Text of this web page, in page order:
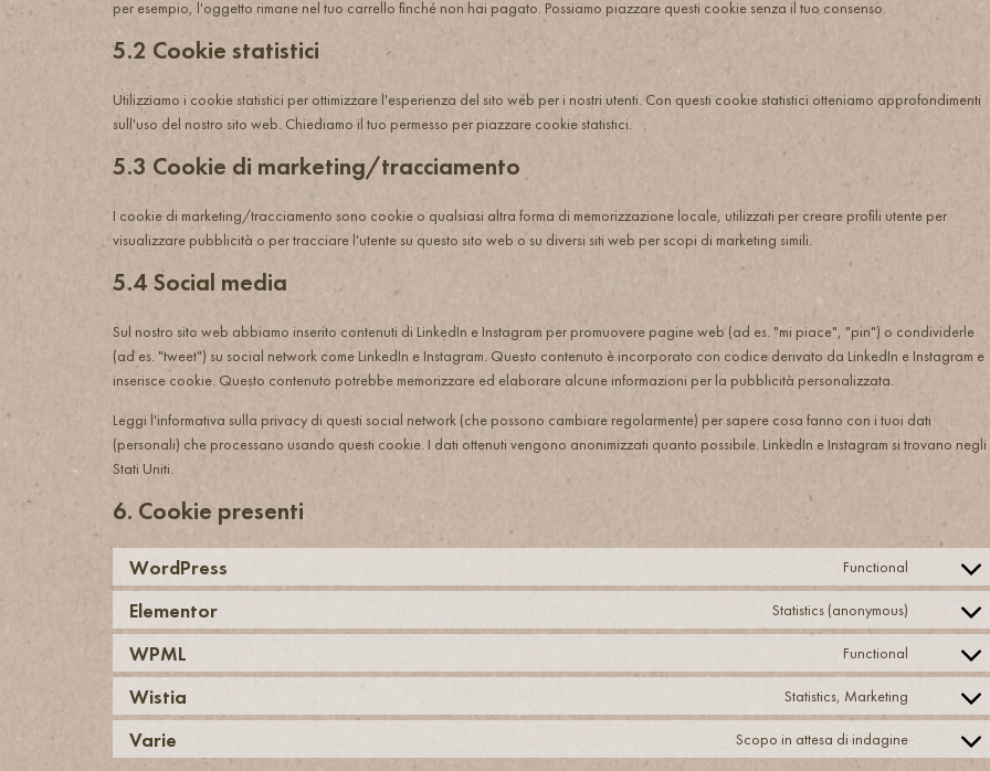
per esempio, l'oggetto rimane nel tuo carrello finché non hai pagato. Possiamo piazzare questi cookie senza il tuo consenso.
5.2 Cookie statistici
Utilizziamo i cookie statistici per ottimizzare l'esperienza del sito web per i nostri utenti. Con questi cookie statistici otteniamo approfondimenti
sull'uso del nostro sito web. Chiediamo il tuo permesso per piazzare cookie statistici.
5.3 Cookie di marketing/tracciamento
I cookie di marketing/tracciamento sono cookie o qualsiasi altra forma di memorizzazione locale, utilizzati per creare profili utente per
visualizzare pubblicità o per tracciare l'utente su questo sito web o su diversi siti web per scopi di marketing simili.
5.4 Social media
Sul nostro sito web abbiamo inserito contenuti di LinkedIn e Instagram per promuovere pagine web (ad es. "mi piace", "pin") o condividerle
(ad es. "tweet") su social network come LinkedIn e Instagram. Questo contenuto è incorporato con codice derivato da LinkedIn e Instagram e
inserisce cookie. Questo contenuto potrebbe memorizzare ed elaborare alcune informazioni per la pubblicità personalizzata.
Leggi l'informativa sulla privacy di questi social network (che possono cambiare regolarmente) per sapere cosa fanno con i tuoi dati
(personali) che processano usando questi cookie. I dati ottenuti vengono anonimizzati quanto possibile. LinkedIn e Instagram si trovano negli
Stati Uniti.
6. Cookie presenti
WordPress Functional
Elementor Statistics (anonymous)
WPML Functional
Wistia Statistics, Marketing
Varie Scopo in attesa di indagine